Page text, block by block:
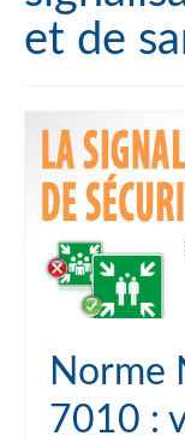
Qui sommes-
et de
Norme
7010 :